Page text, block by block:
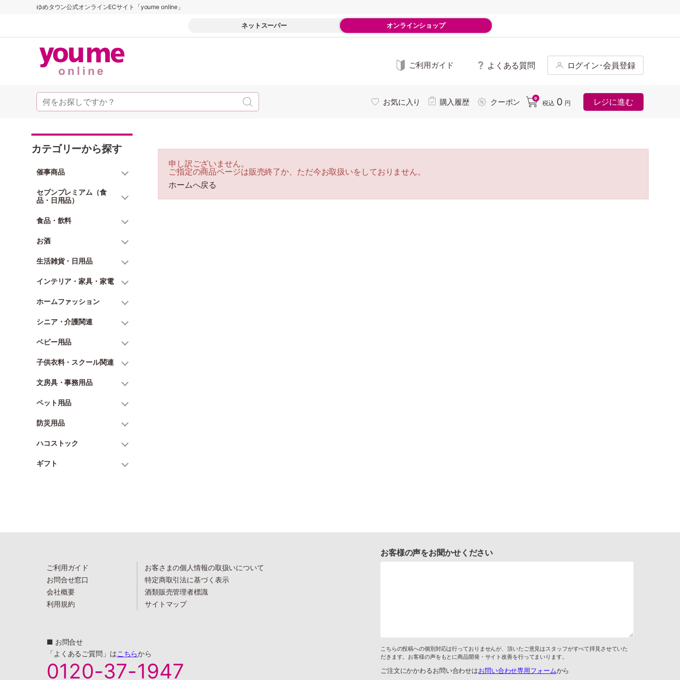
ゆめタウン公式オンラインECサイト「youme online」
ネットスーパー オンラインショップ
ご利用ガイド よくある質問 ログイン･会員登録
お気に入り 購入履歴 クーポン 0
税込 0 円 レジに進む
カテゴリーから探す
催事商品
セブンプレミアム（食
品・日用品）
食品・飲料
お酒
生活雑貨・日用品
インテリア・家具・家電
ホームファッション
シニア・介護関連
ベビー用品
子供衣料・スクール関連
文房具・事務用品
ペット用品
防災用品
ハコストック
ギフト
申し訳ございません。
ご指定の商品ページは販売終了か、ただ今お取扱いをしておりません。
ホームへ戻る
ご利用ガイド
お問合せ窓口
会社概要
利用規約
お客さまの個人情報の取扱いについて
特定商取引法に基づく表示
酒類販売管理者標識
サイトマップ
■ お問合せ
「よくあるご質問」はこちらから
0120-37-1947
お客様の声をお聞かせください
こちらの投稿への個別対応は行っておりませんが、頂いたご意見はスタッフがすべて拝見させていた
だきます。お客様の声をもとに商品開発・サイト改善を行ってまいります。
ご注文にかかわるお問い合わせはお問い合わせ専用フォームから